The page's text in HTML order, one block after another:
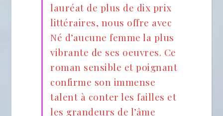
lauréat de plus de dix prix
littéraires, nous offre avec
Né d’aucune femme la plus
vibrante de ses oeuvres. Ce
roman sensible et poignant
confirme son immense
talent à conter les failles et
les grandeurs de l’âme